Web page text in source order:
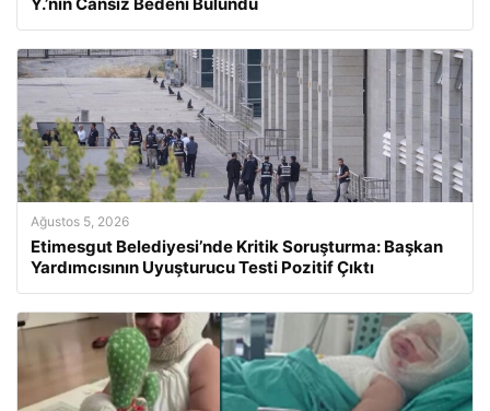
Ağustos 5, 2026
Etimesgut Belediyesi’nde Kritik Soruşturma: Başkan
Yardımcısının Uyuşturucu Testi Pozitif Çıktı